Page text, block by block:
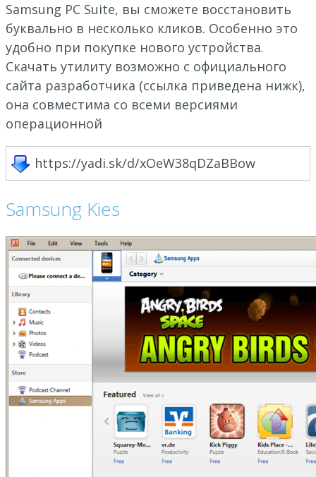
Samsung PC Suite, вы сможете восстановить
буквально в несколько кликов. Особенно это
удобно при покупке нового устройства.
Скачать утилиту возможно с официального
сайта разработчика (ссылка приведена нижк),
она совместима со всеми версиями
операционной
https://yadi.sk/d/xOeW38qDZaBBow
Samsung Kies